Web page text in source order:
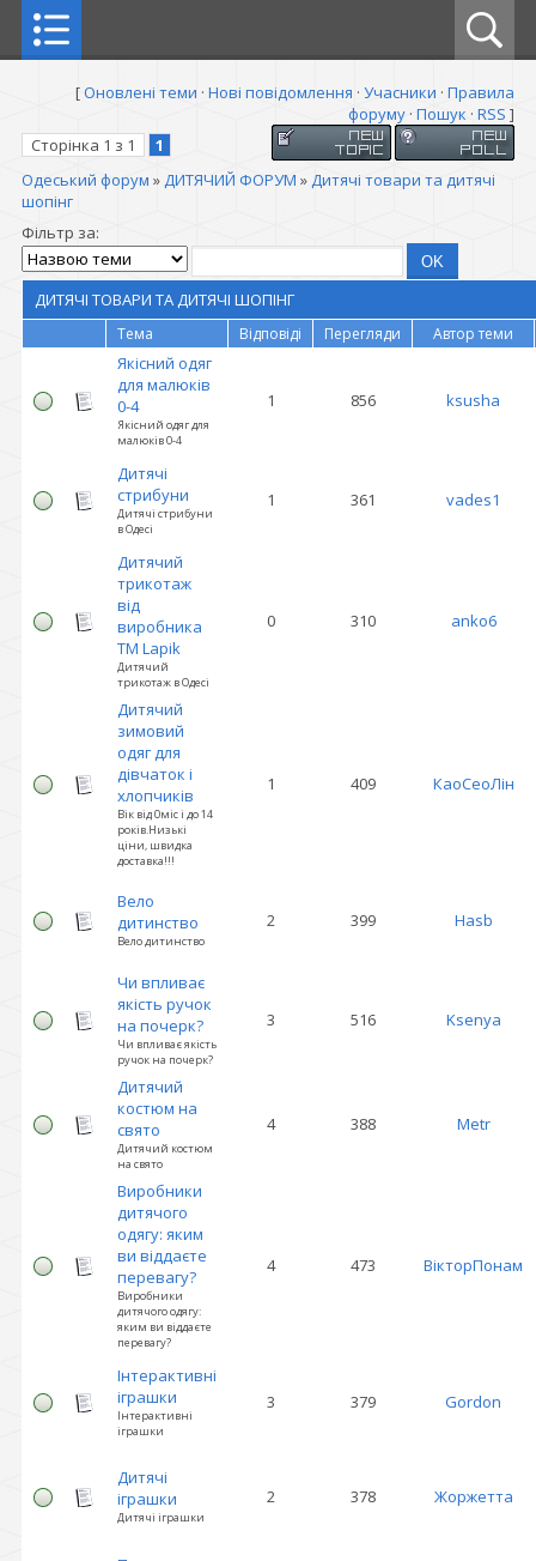
[Оновлені теми · Нові повідомлення · Учасники · Правила
форуму · Пошук · RSS ]
Сторінка 1 з 1
1
Одеський форум »ДИТЯЧИЙ ФОРУМ »Дитячі товари та дитячі
шопінг
Фільтр за:
ДИТЯЧІ ТОВАРИ ТА ДИТЯЧІ ШОПІНГ
Тема Відповіді Перегляди Автор теми
Якісний одяг
для малюків
0-4
Якісний одяг для
малюків 0-4
1 856 ksusha
Дитячі
стрибуни
Дитячі стрибуни
в Одесі
1 361 vades1
Дитячий
трикотаж
від
виробника
ТМ Lapik
Дитячий
трикотаж в Одесі
0 310 anko6
Дитячий
зимовий
одяг для
дівчаток і
хлопчиків
Вік від 0міс і до 14
років.Низькі
ціни, швидка
доставка!!!
1 409 КаоСеоЛін
Вело
дитинство
Вело дитинство
2 399 Hasb
Чи впливає
якість ручок
на почерк?
Чи впливає якість
ручок на почерк?
3 516 Ksenya
Дитячий
костюм на
свято
Дитячий костюм
на свято
4 388 Metr
Виробники
дитячого
одягу: яким
ви віддаєте
перевагу?
Виробники
дитячого одягу:
яким ви віддаєте
перевагу?
4 473 ВікторПонам
Інтерактивні
іграшки
Інтерактивні
іграшки
3 379 Gordon
Дитячі
іграшки
Дитячі іграшки
2 378 Жоржетта